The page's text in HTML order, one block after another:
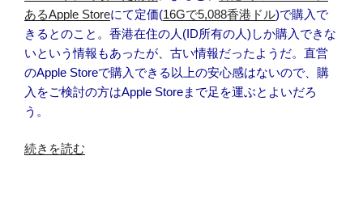
あるApple Storeにて定価(16Gで5,088香港ドル)で購入で
きるとのこと。香港在住の人(ID所有の人)しか購入できな
いという情報もあったが、古い情報だったようだ。直営
のApple Storeで購入できる以上の安心感はないので、購
入をご検討の方はApple Storeまで足を運ぶとよいだろ
う。
“香
続きを読む